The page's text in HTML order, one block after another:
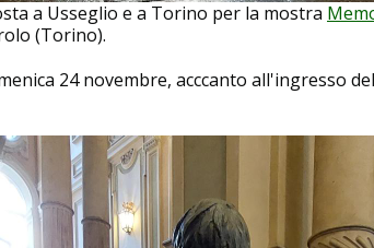
a Usseglio e a Torino per la mostra
(Torino).
24 novembre, acccanto all'ingresso